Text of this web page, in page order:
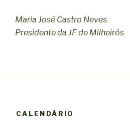
Maria José Castro Neves
Presidente da JF de Milheirós
CALENDÁRIO